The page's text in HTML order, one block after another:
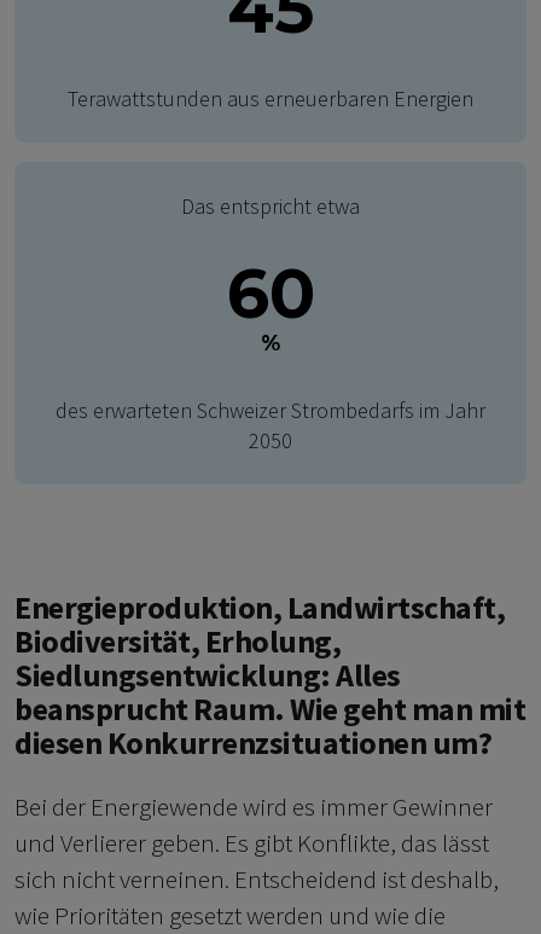
Terawattstunden aus erneuerbaren Energien
Das entspricht etwa
60
%
des erwarteten Schweizer Strombedarfs im Jahr
2050
Energieproduktion, Landwirtschaft,
Biodiversität, Erholung,
Siedlungsentwicklung: Alles
beansprucht Raum. Wie geht man mit
diesen Konkurrenzsituationen um?
Bei der Energiewende wird es immer Gewinner
und Verlierer geben. Es gibt Konflikte, das lässt
sich nicht verneinen. Entscheidend ist deshalb,
wie Prioritäten gesetzt werden und wie die